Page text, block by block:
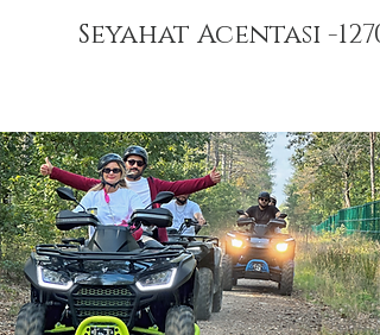
Seyahat Acentası -